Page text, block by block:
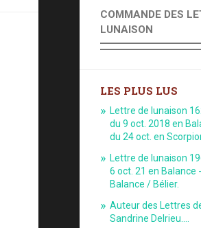
COMMANDE DES
LUNAISON
LES PLUS LUS
Lettre de lunaison
du 9 oct. 2018 en
du 24 oct. en
Lettre de lunaison
6 oct. 21 en Balance
Balance / Bélier.
Auteur des Lettres
Sandrine Delrieu.…